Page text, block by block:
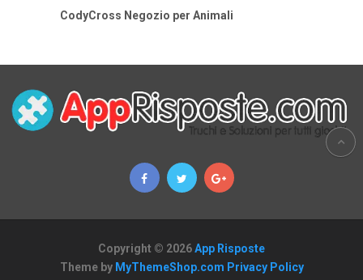
CodyCross Negozio per Animali
Copyright © 2026App Risposte
Theme by MyThemeShop.com Privacy Policy